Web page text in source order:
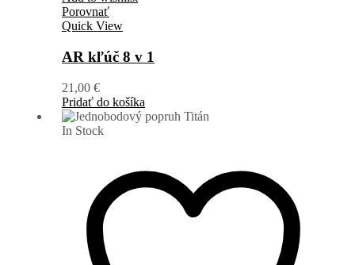
Porovnať
Quick View
AR kľúč 8 v 1
21,00 €
Pridať do košíka
In Stock